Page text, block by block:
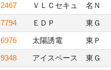
2467 ＶＬＣセキュ 名Ｎ
7794 ＥＤＰ 東Ｇ
6976 太陽誘電 東Ｐ
9348 アイスペース 東Ｇ